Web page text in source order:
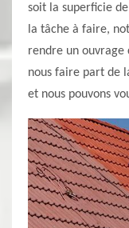
soit la superficie
la tâche à faire,
rendre un ouvrage
nous faire part de
et nous pouvons